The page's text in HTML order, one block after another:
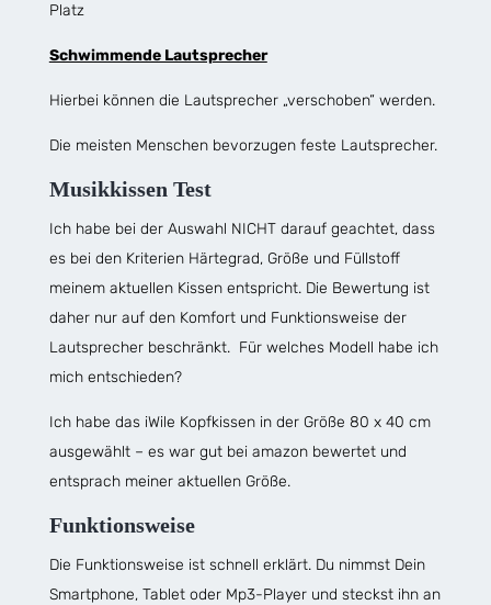
Platz
Schwimmende Lautsprecher
Hierbei können die Lautsprecher „verschoben“ werden.
Die meisten Menschen bevorzugen feste Lautsprecher.
Musikkissen Test
Ich habe bei der Auswahl NICHT darauf geachtet, dass
es bei den Kriterien Härtegrad, Größe und Füllstoff
meinem aktuellen Kissen entspricht. Die Bewertung ist
daher nur auf den Komfort und Funktionsweise der
Lautsprecher beschränkt. Für welches Modell habe ich
mich entschieden?
Ich habe das iWile Kopfkissen in der Größe 80 x 40 cm
ausgewählt – es war gut bei amazon bewertet und
entsprach meiner aktuellen Größe.
Funktionsweise
Die Funktionsweise ist schnell erklärt. Du nimmst Dein
Smartphone, Tablet oder Mp3-Player und steckst ihn an